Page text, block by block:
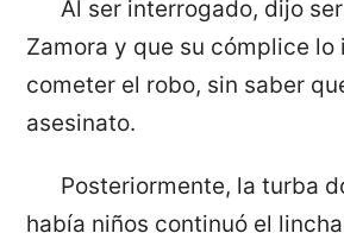
Al ser interrogado, dijo
Zamora y que su cómplice lo
cometer el robo, sin saber
asesinato.
Posteriormente, la turba
había niños continuó el